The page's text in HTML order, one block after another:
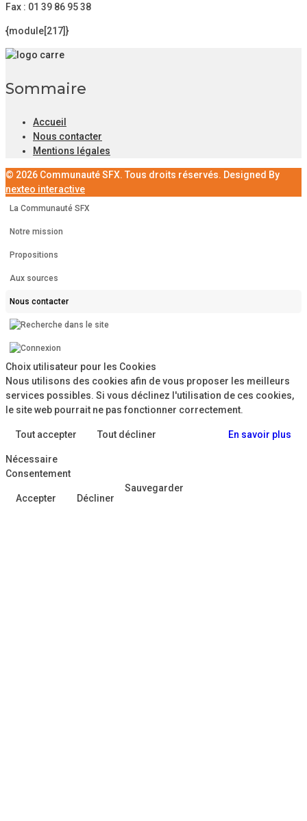
Fax : 01 39 86 95 38
{module[217]}
Sommaire
Accueil
Nous contacter
Mentions légales
© 2026 Communauté SFX. Tous droits réservés. Designed By
nexteo interactive
La Communauté SFX
Notre mission
Propositions
Aux sources
Nous contacter
Choix utilisateur pour les Cookies
Nous utilisons des cookies afin de vous proposer les meilleurs
services possibles. Si vous déclinez l'utilisation de ces cookies,
le site web pourrait ne pas fonctionner correctement.
Tout accepter Tout décliner En savoir plus
Nécessaire
Consentement
Accepter Décliner
Sauvegarder